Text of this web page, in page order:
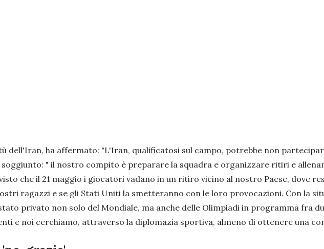
dell'Iran, ha affermato: "L'Iran, qualificatosi sul campo, potrebbe non
soggiunto: " il nostro compito è preparare la squadra e organizzare ritiri e
che il 21 maggio i giocatori vadano in un ritiro vicino al nostro Paese, dove
ragazzi e se gli Stati Uniti la smetteranno con le loro provocazioni. Con la
privato non solo del Mondiale, ma anche delle Olimpiadi in programma fra
e noi cerchiamo, attraverso la diplomazia sportiva, almeno di ottenere una